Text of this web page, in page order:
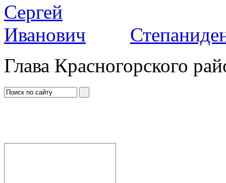
Глава Красногорского